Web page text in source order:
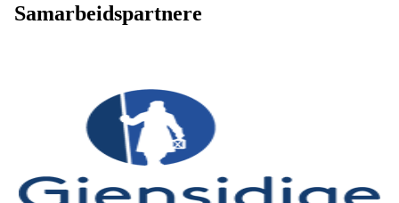
Samarbeidspartnere